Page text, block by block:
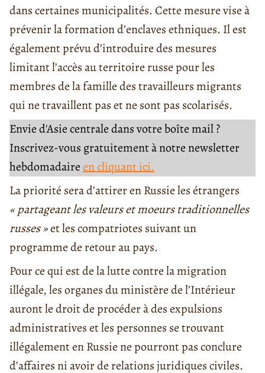
dans certaines municipalités. Cette mesure vise à
prévenir la formation d’enclaves ethniques. Il est
également prévu d’introduire des mesures
limitant l’accès au territoire russe pour les
membres de la famille des travailleurs migrants
qui ne travaillent pas et ne sont pas scolarisés.
Envie d'Asie centrale dans votre boîte mail ?
Inscrivez-vous gratuitement à notre newsletter
hebdomadaireen cliquant ici.
La priorité sera d’attirer en Russie les étrangers
« partageant les valeurs et moeurs traditionnelles
russes »et les compatriotes suivant un
programme de retour au pays.
Pour ce qui est de la lutte contre la migration
illégale, les organes du ministère de l’Intérieur
auront le droit de procéder à des expulsions
administratives et les personnes se trouvant
illégalement en Russie ne pourront pas conclure
d’affaires ni avoir de relations juridiques civiles.